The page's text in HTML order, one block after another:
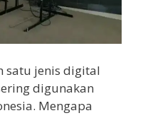
satu jenis digital
digunakan
Mengapa